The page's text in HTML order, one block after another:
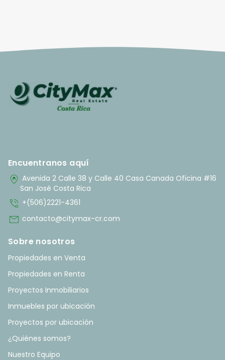
Encuentranos aquí
home_pin Avenida 2 Calle 38 y Calle 40 Casa Canada Oficina #16
San José Costa Rica
phone_in_talk +(506)2221-4361
mail contacto@citymax-cr.com
Sobre nosotros
Propiedades en Venta
Propiedades en Renta
Proyectos Inmobiliarios
Inmuebles por ubicación
Proyectos por ubicación
¿Quiénes somos?
Nuestro Equipo